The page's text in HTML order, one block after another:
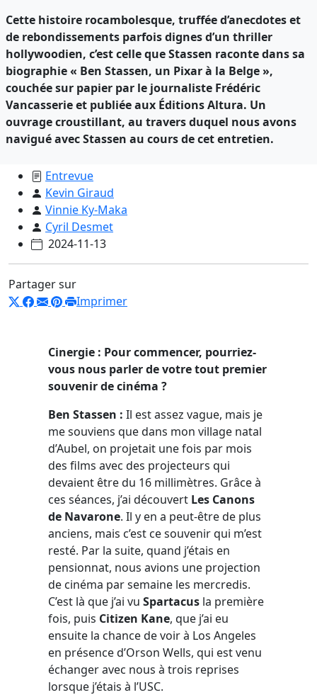
Cette histoire rocambolesque, truffée d’anecdotes et
de rebondissements parfois dignes d’un thriller
hollywoodien, c’est celle que Stassen raconte dans sa
biographie « Ben Stassen, un Pixar à la Belge »,
couchée sur papier par le journaliste Frédéric
Vancasserie et publiée aux Éditions Altura. Un
ouvrage croustillant, au travers duquel nous avons
navigué avec Stassen au cours de cet entretien.
Entrevue
Kevin Giraud
Vinnie Ky-Maka
Cyril Desmet
2024-11-13
Partager sur
Imprimer
Cinergie : Pour commencer, pourriez-
vous nous parler de votre tout premier
souvenir de cinéma ?
Ben Stassen : Il est assez vague, mais je
me souviens que dans mon village natal
d’Aubel, on projetait une fois par mois
des films avec des projecteurs qui
devaient être du 16 millimètres. Grâce à
ces séances, j’ai découvert Les Canons
de Navarone. Il y en a peut-être de plus
anciens, mais c’est ce souvenir qui m’est
resté. Par la suite, quand j’étais en
pensionnat, nous avions une projection
de cinéma par semaine les mercredis.
C’est là que j’ai vu Spartacus la première
fois, puis Citizen Kane, que j’ai eu
ensuite la chance de voir à Los Angeles
en présence d’Orson Wells, qui est venu
échanger avec nous à trois reprises
lorsque j’étais à l’USC.